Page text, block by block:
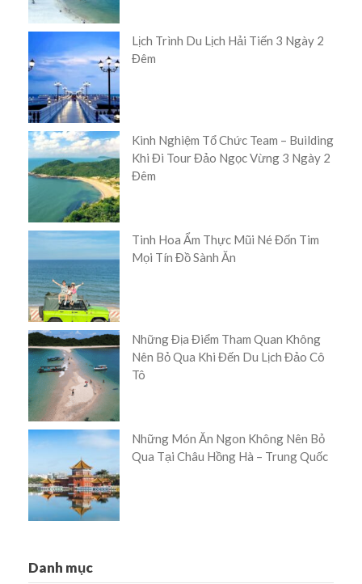
Lịch Trình Du Lịch Hải Tiến 3 Ngày 2
Đêm
Kinh Nghiệm Tổ Chức Team – Building
Khi Đi Tour Đảo Ngọc Vừng 3 Ngày 2
Đêm
Tinh Hoa Ẩm Thực Mũi Né Đốn Tim
Mọi Tín Đồ Sành Ăn
Những Địa Điểm Tham Quan Không
Nên Bỏ Qua Khi Đến Du Lịch Đảo Cô
Tô
Những Món Ăn Ngon Không Nên Bỏ
Qua Tại Châu Hồng Hà – Trung Quốc
Danh mục